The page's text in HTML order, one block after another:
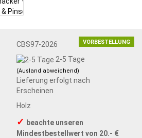
VORBESTELLUNG
CBS97-2026
2-5 Tage
(Ausland abweichend)
Lieferung erfolgt nach
Erscheinen
Holz
✓ beachte unseren
Mindestbestellwert von 20.- €